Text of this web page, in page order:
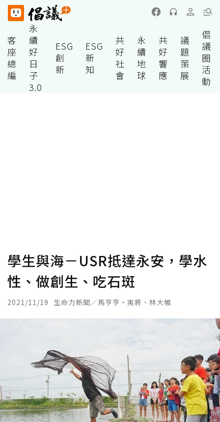
客
座
總
編
永
續
好
日
子
3.0
ESG
創
新
ESG
新
知
共
好
社
會
永
續
地
球
共
好
響
應
議
題
策
展
倡
議
圈
活
動
學生與海－USR抵達永安，學水
性、做創生、吃石斑
2021/11/19 生命力新聞／馬亨亨・夷將、林大帷